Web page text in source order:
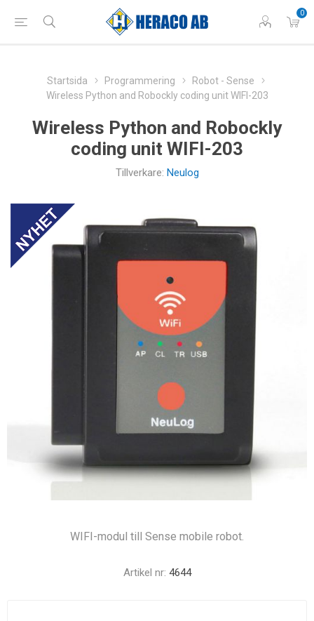
0
Startsida Programmering
Robot - Sense
Wireless Python and Robockly coding unit WIFI-203
Wireless Python and Robockly
coding unit WIFI-203
Tillverkare: Neulog
WIFI-modul till Sense mobile robot.
Artikel nr: 4644